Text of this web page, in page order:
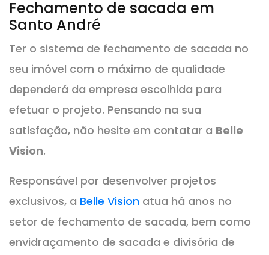
Fechamento de sacada em
Santo André
Ter o sistema de fechamento de sacada no
seu imóvel com o máximo de qualidade
dependerá da empresa escolhida para
efetuar o projeto. Pensando na sua
satisfação, não hesite em contatar a Belle
Vision.
Responsável por desenvolver projetos
exclusivos, a Belle Vision atua há anos no
setor de fechamento de sacada, bem como
envidraçamento de sacada e divisória de